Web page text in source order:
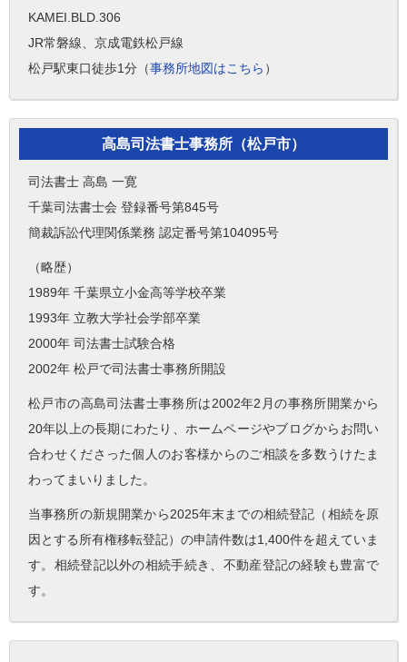
KAMEI.BLD.306
JR常磐線、京成電鉄松戸線
松戸駅東口徒歩1分（事務所地図はこちら ）
高島司法書士事務所（松戸市）
司法書士 高島 一寛
千葉司法書士会 登録番号第845号
簡裁訴訟代理関係業務 認定番号第104095号
（略歴）
1989年 千葉県立小金高等学校卒業
1993年 立教大学社会学部卒業
2000年 司法書士試験合格
2002年 松戸で司法書士事務所開設
松戸市の高島司法書士事務所は2002年2月の事務所開業から
20年以上の長期にわたり、ホームページやブログからお問い
合わせくださった個人のお客様からのご相談を多数うけたま
わってまいりました。
当事務所の新規開業から2025年末までの相続登記（相続を原
因とする所有権移転登記）の申請件数は1,400件を超えていま
す。相続登記以外の相続手続き、不動産登記の経験も豊富で
す。